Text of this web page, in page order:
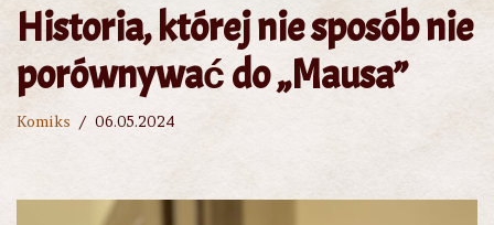
Historia, której nie sposób nie
porównywać do „Mausa”
Komiks 06.05.2024